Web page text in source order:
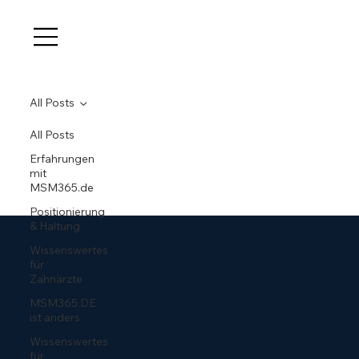
All Posts
Erfahrungen
mit
MSM365.de
Positionierung
& Haltung
Wissenswertes
für
Zahnärzte
MSM365.DE
ist anders
Wissenswertes
für
All Posts